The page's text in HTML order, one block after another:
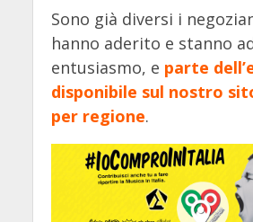
Sono già diversi i
hanno aderito e stanno
entusiasmo, e parte
disponibile sul nostro
per regione.